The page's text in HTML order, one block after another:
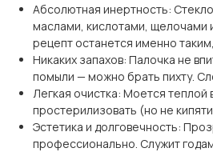
Абсолютная инертность:
маслами, кислотами, щелочами
рецепт останется именно
Никаких запахов: Палочка не
помыли — можно брать пихту.
Легкая очистка: Моется
простерилизовать (но не
Эстетика и долговечность:
профессионально. Служит